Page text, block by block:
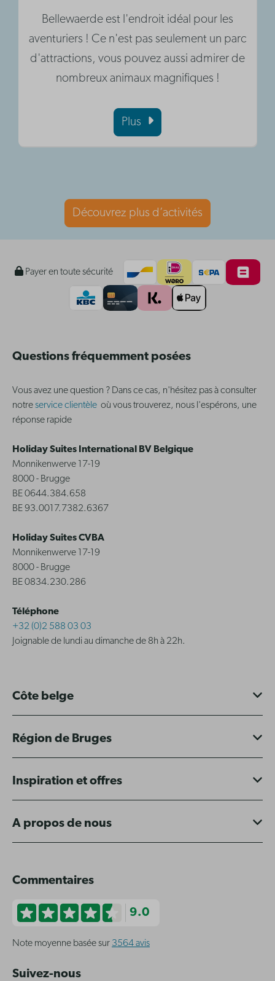
Bellewaerde est l'endroit idéal pour les
aventuriers ! Ce n'est pas seulement un parc
d'attractions, vous pouvez aussi admirer de
nombreux animaux magnifiques !
Plus
Découvrez plus d’activités
Payer en toute sécurité
Questions fréquemment posées
Vous avez une question ? Dans ce cas, n'hésitez pas à consulter
notreservice clientèle où vous trouverez, nous l'espérons, une
réponse rapide
Holiday Suites International BV Belgique
Monnikenwerve 17-19
8000 - Brugge
BE 0644.384.658
BE 93.0017.7382.6367
Holiday Suites CVBA
Monnikenwerve 17-19
8000 - Brugge
BE 0834.230.286
Téléphone
+32 (0)2 588 03 03
Joignable de lundi au dimanche de 8h à 22h.
Côte belge
Région de Bruges
Inspiration et offres
A propos de nous
Commentaires
9.0
Note moyenne basée sur 3564 avis
Suivez-nous